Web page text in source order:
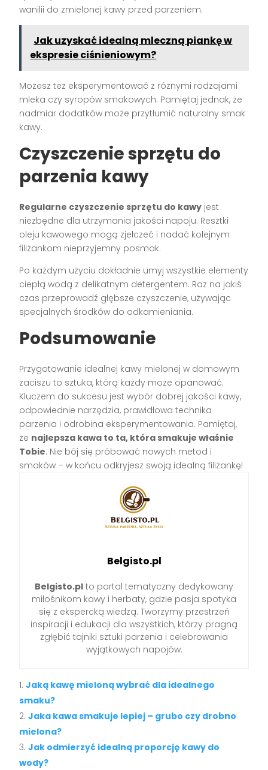
wanilii do zmielonej kawy przed parzeniem.
Jak uzyskać idealną mleczną piankę w
ekspresie ciśnieniowym?
Możesz też eksperymentować z różnymi rodzajami
mleka czy syropów smakowych. Pamiętaj jednak, że
nadmiar dodatków może przytłumić naturalny smak
kawy.
Czyszczenie sprzętu do
parzenia kawy
Regularne czyszczenie sprzętu do kawy jest
niezbędne dla utrzymania jakości napoju. Resztki
oleju kawowego mogą zjełczeć i nadać kolejnym
filiżankom nieprzyjemny posmak.
Po każdym użyciu dokładnie umyj wszystkie elementy
ciepłą wodą z delikatnym detergentem. Raz na jakiś
czas przeprowadź głębsze czyszczenie, używając
specjalnych środków do odkamieniania.
Podsumowanie
Przygotowanie idealnej kawy mielonej w domowym
zaciszu to sztuka, którą każdy może opanować.
Kluczem do sukcesu jest wybór dobrej jakości kawy,
odpowiednie narzędzia, prawidłowa technika
parzenia i odrobina eksperymentowania. Pamiętaj,
że najlepsza kawa to ta, która smakuje właśnie
Tobie. Nie bój się próbować nowych metod i
smaków – w końcu odkryjesz swoją idealną filiżankę!
Belgisto.pl
Belgisto.pl to portal tematyczny dedykowany
miłośnikom kawy i herbaty, gdzie pasja spotyka
się z ekspercką wiedzą. Tworzymy przestrzeń
inspiracji i edukacji dla wszystkich, którzy pragną
zgłębić tajniki sztuki parzenia i celebrowania
wyjątkowych napojów.
Jaką kawę mieloną wybrać dla idealnego
smaku?
Jaka kawa smakuje lepiej – grubo czy drobno
mielona?
Jak odmierzyć idealną proporcję kawy do
wody?